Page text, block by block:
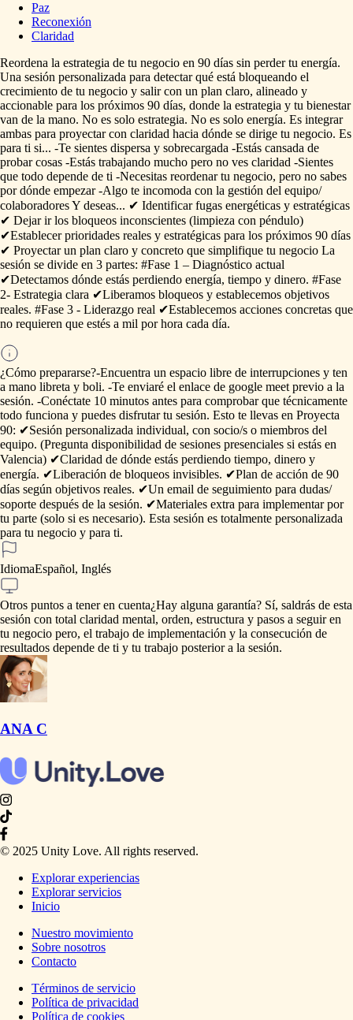
Paz
Reconexión
Claridad
Reordena la estrategia de tu negocio en 90 días sin perder tu energía.
Una sesión personalizada para detectar qué está bloqueando el
crecimiento de tu negocio y salir con un plan claro, alineado y
accionable para los próximos 90 días, donde la estrategia y tu bienestar
van de la mano. No es solo estrategia. No es solo energía. Es integrar
ambas para proyectar con claridad hacia dónde se dirige tu negocio. Es
para ti si... -Te sientes dispersa y sobrecargada -Estás cansada de
probar cosas -Estás trabajando mucho pero no ves claridad -Sientes
que todo depende de ti -Necesitas reordenar tu negocio, pero no sabes
por dónde empezar -Algo te incomoda con la gestión del equipo​/​
colaboradoresY deseas... ✔ Identificar fugas energéticas y estratégicas
✔ Dejar ir los bloqueos inconscientes (limpieza con péndulo)
✔Establecer prioridades reales y estratégicas para los próximos 90 días
✔ Proyectar un plan claro y concreto que simplifique tu negocio La
sesión se divide en 3 partes: #Fase 1 – Diagnóstico actual
✔Detectamos dónde estás perdiendo energía, tiempo y dinero. #Fase
2- Estrategia clara ✔Liberamos bloqueos y establecemos objetivos
reales. #Fase 3 - Liderazgo real ✔Establecemos acciones concretas que
no requieren que estés a mil por hora cada día.
¿Cómo prepararse?-Encuentra un espacio libre de interrupciones y ten
a mano libreta y boli. -Te enviaré el enlace de google meet previo a la
sesión. -Conéctate 10 minutos antes para comprobar que técnicamente
todo funciona y puedes disfrutar tu sesión. Esto te llevas en Proyecta
90: ✔Sesión personalizada individual, con socio​/​s o miembros del
equipo. (Pregunta disponibilidad de sesiones presenciales si estás en
Valencia) ✔Claridad de dónde estás perdiendo tiempo, dinero y
energía. ✔Liberación de bloqueos invisibles. ✔Plan de acción de 90
días según objetivos reales. ✔Un email de seguimiento para dudas​/​
soporte después de la sesión. ✔Materiales extra para implementar por
tu parte (solo si es necesario). Esta sesión es totalmente personalizada
para tu negocio y para ti.
IdiomaEspañol, Inglés
Otros puntos a tener en cuenta¿Hay alguna garantía? Sí, saldrás de esta
sesión con total claridad mental, orden, estructura y pasos a seguir en
tu negocio pero, el trabajo de implementación y la consecución de
resultados depende de ti y tu trabajo posterior a la sesión.
ANA C
© 2025 Unity Love. All rights reserved.
Explorar experiencias
Explorar servicios
Inicio
Nuestro movimiento
Sobre nosotros
Contacto
Términos de servicio
Política de privacidad
Política de cookies